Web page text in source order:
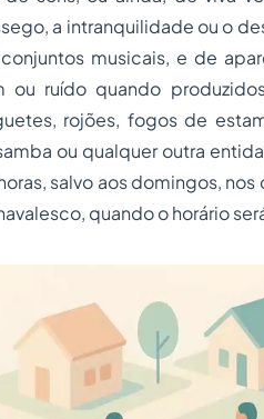
a intranquilidade ou o
musicais, e de
ou ruído quando
rojões, fogos de
ou qualquer outra
salvo aos domingos,
quando o horário